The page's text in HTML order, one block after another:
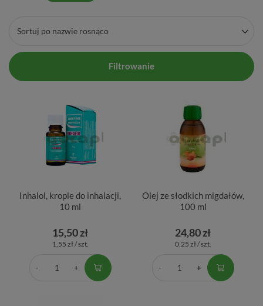
Sortuj po nazwie rosnąco
Filtrowanie
Inhalol, krople do inhalacji,
10 ml
15,50 zł
1,55 zł / szt.
Olej ze słodkich migdałów,
100 ml
24,80 zł
0,25 zł / szt.